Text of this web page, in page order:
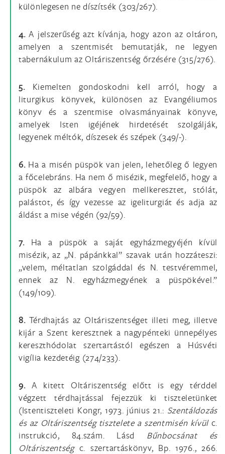
különlegesen ne díszítsék (303/267).
4.A jelszerűség azt kívánja, hogy azon az oltáron,
amelyen a szentmisét bemutatják, ne legyen
tabernákulum az Oltáriszentség őrzésére (315/276).
5.Kiemelten gondoskodni kell arról, hogy a
liturgikus könyvek, különösen az Evangéliumos
könyv és a szentmise olvasmányainak könyve,
amelyek Isten igéjének hirdetését szolgálják,
legyenek méltók, díszesek és szépek (349/-).
6.Ha a misén püspök van jelen, lehetőleg ő legyen
a főcelebráns. Ha nem ő misézik, megfelelő, hogy a
püspök az albára vegyen mellkeresztet, stólát,
palástot, és így vezesse az igeliturgiát és adja az
áldást a mise végén (92/59).
7.Ha a püspök a saját egyházmegyéjén kívül
misézik, az „N. pápánkkal” szavak után hozzáteszi:
„velem, méltatlan szolgáddal és N. testvéremmel,
ennek az N. egyházmegyének a püspökével.”
(149/109).
8.Térdhajtás az Oltáriszentséget illeti meg, illetve
kijár a Szent keresztnek a nagypénteki ünnepélyes
kereszthódolat szertartástól egészen a Húsvéti
vigília kezdetéig (274/233).
9.A kitett Oltáriszentség előtt is egy térddel
végzett térdhajtással fejezzük ki tiszteletünket
(Istentiszteleti Kongr, 1973. június 21.: Szentáldozás
és az Oltáriszentség tisztelete a szentmisén kívülc.
instrukció, 84.szám. Lásd Bűnbocsánat és
Oltáriszentségc. szertartáskönyv, Bp. 1976., 266.